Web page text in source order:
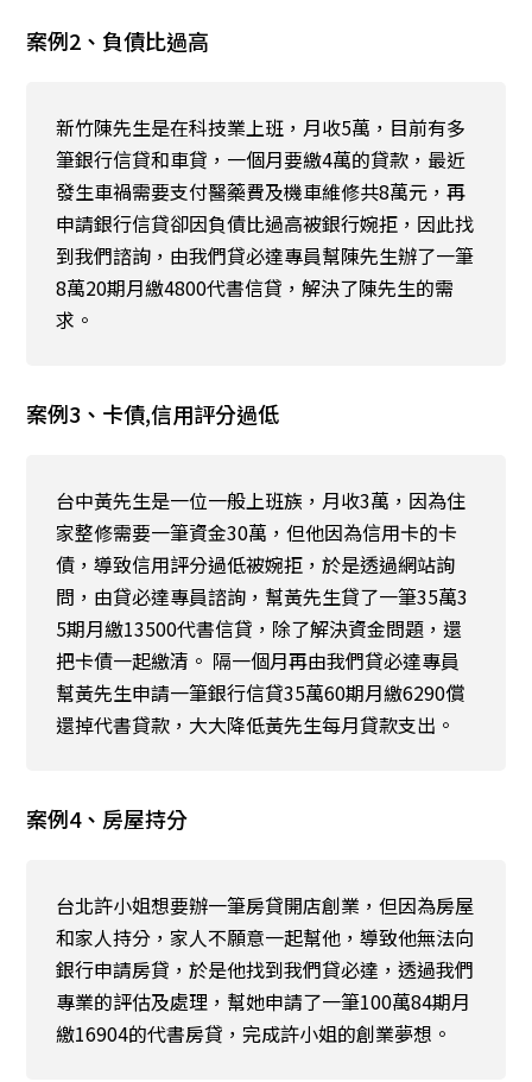
案例2、負債比過高
新竹陳先生是在科技業上班，月收5萬，目前有多
筆銀行信貸和車貸，一個月要繳4萬的貸款，最近
發生車禍需要支付醫藥費及機車維修共8萬元，再
申請銀行信貸卻因負債比過高被銀行婉拒，因此找
到我們諮詢，由我們貸必達專員幫陳先生辦了一筆
8萬20期月繳4800代書信貸，解決了陳先生的需
求。
案例3、卡債,信用評分過低
台中黃先生是一位一般上班族，月收3萬，因為住
家整修需要一筆資金30萬，但他因為信用卡的卡
債，導致信用評分過低被婉拒，於是透過網站詢
問，由貸必達專員諮詢，幫黃先生貸了一筆35萬3
5期月繳13500代書信貸，除了解決資金問題，還
把卡債一起繳清。 隔一個月再由我們貸必達專員
幫黃先生申請一筆銀行信貸35萬60期月繳6290償
還掉代書貸款，大大降低黃先生每月貸款支出。
案例4、房屋持分
台北許小姐想要辦一筆房貸開店創業，但因為房屋
和家人持分，家人不願意一起幫他，導致他無法向
銀行申請房貸，於是他找到我們貸必達，透過我們
專業的評估及處理，幫她申請了一筆100萬84期月
繳16904的代書房貸，完成許小姐的創業夢想。